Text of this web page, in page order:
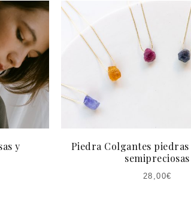
y
Piedra Colgantes
semipreciosas
28,00€